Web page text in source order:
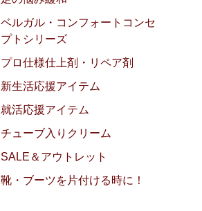
ベルガル・コンフォートコンセ
プトシリーズ
プロ仕様仕上剤・リペア剤
新生活応援アイテム
就活応援アイテム
チューブ入りクリーム
SALE＆アウトレット
靴・ブーツを片付ける時に！